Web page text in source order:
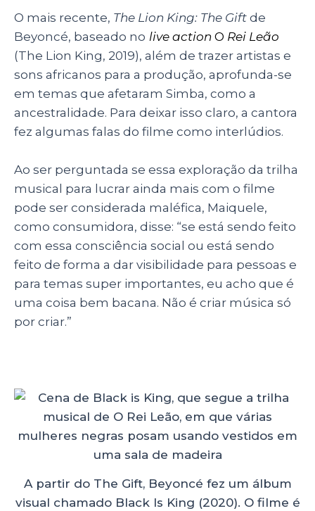
O mais recente, The Lion King: The Gift de
Beyoncé, baseado no live action O Rei Leão
(The Lion King, 2019), além de trazer artistas e
sons africanos para a produção, aprofunda-se
em temas que afetaram Simba, como a
ancestralidade. Para deixar isso claro, a cantora
fez algumas falas do filme como interlúdios.
Ao ser perguntada se essa exploração da trilha
musical para lucrar ainda mais com o filme
pode ser considerada maléfica, Maiquele,
como consumidora, disse: “se está sendo feito
com essa consciência social ou está sendo
feito de forma a dar visibilidade para pessoas e
para temas super importantes, eu acho que é
uma coisa bem bacana. Não é criar música só
por criar.”
A partir do The Gift, Beyoncé fez um álbum
visual chamado Black Is King (2020). O filme é